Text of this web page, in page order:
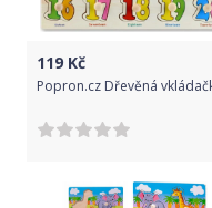
119 Kč